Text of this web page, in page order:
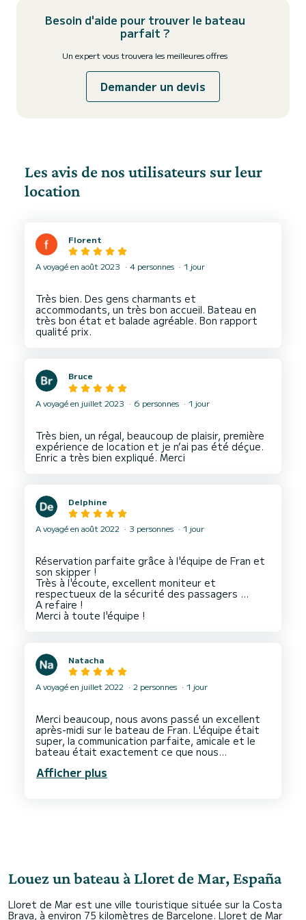
Besoin d'aide pour trouver le bateau
parfait ?
Un expert vous trouvera les meilleures offres
Demander un devis
Les avis de nos utilisateurs sur leur
location
Florent
A voyagé en août 2023 4 personnes 1 jour
Très bien. Des gens charmants et
accommodants, un très bon accueil. Bateau en
très bon état et balade agréable. Bon rapport
Bruce
A voyagé en juillet 2023 6 personnes 1 jour
Très bien, un régal, beaucoup de plaisir, première
expérience de location et je n’ai pas été déçue.
Delphine
A voyagé en août 2022 3 personnes 1 jour
Réservation parfaite grâce à l'équipe de Fran et
son skipper !
Très à l'écoute, excellent moniteur et
respectueux de la sécurité des passagers ...
A refaire !
Natacha
A voyagé en juillet 2022 2 personnes 1 jour
Merci beaucoup, nous avons passé un excellent
après-midi sur le bateau de Fran. L'équipe était
super, la communication parfaite, amicale et le
bateau était exactement ce que nous
d'en réserver un si les bateaux de Fran et nous le
Afficher plus
Louez un bateau à Lloret de Mar, España
Lloret de Mar est une ville touristique située sur la Costa
Brava, à environ 75 kilomètres de Barcelone. Lloret de Mar